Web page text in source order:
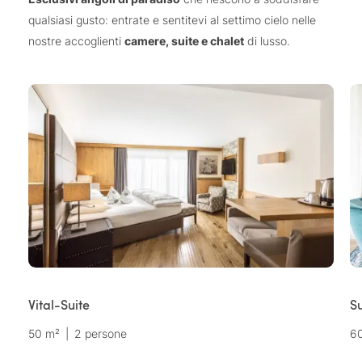
qualsiasi gusto: entrate e sentitevi al settimo cielo nelle
nostre accoglienti camere, suite e chalet di lusso.
Vital-Suite
50 m² 2 persone